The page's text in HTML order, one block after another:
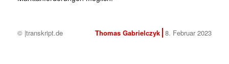
© |transkript.de Thomas Gabrielczyk 8. Februar 2023